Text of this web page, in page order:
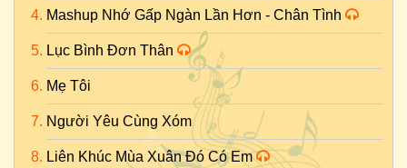
Mashup Nhớ Gấp Ngàn Lần Hơn - Chân Tình
Lục Bình Đơn Thân
Mẹ Tôi
Người Yêu Cùng Xóm
Liên Khúc Mùa Xuân Đó Có Em